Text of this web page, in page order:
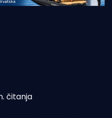
čitanja